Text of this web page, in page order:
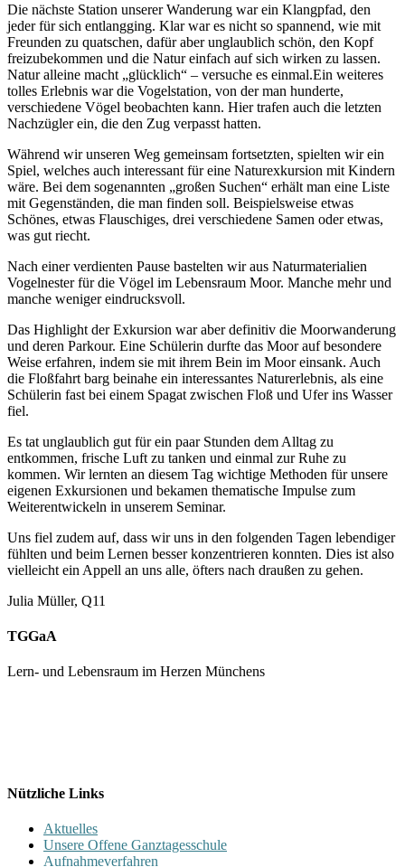
Die nächste Station unserer Wanderung war ein Klangpfad, den
jeder für sich entlangging. Klar war es nicht so spannend, wie mit
Freunden zu quatschen, dafür aber unglaublich schön, den Kopf
freizubekommen und die Natur einfach auf sich wirken zu lassen.
Natur alleine macht „glücklich“ – versuche es einmal.Ein weiteres
tolles Erlebnis war die Vogelstation, von der man hunderte,
verschiedene Vögel beobachten kann. Hier trafen auch die letzten
Nachzügler ein, die den Zug verpasst hatten.
Während wir unseren Weg gemeinsam fortsetzten, spielten wir ein
Spiel, welches auch interessant für eine Naturexkursion mit Kindern
wäre. Bei dem sogenannten „großen Suchen“ erhält man eine Liste
mit Gegenständen, die man finden soll. Beispielsweise etwas
Schönes, etwas Flauschiges, drei verschiedene Samen oder etwas,
was gut riecht.
Nach einer verdienten Pause bastelten wir aus Naturmaterialien
Vogelnester für die Vögel im Lebensraum Moor. Manche mehr und
manche weniger eindrucksvoll.
Das Highlight der Exkursion war aber definitiv die Moorwanderung
und deren Parkour. Eine Schülerin durfte das Moor auf besondere
Weise erfahren, indem sie mit ihrem Bein im Moor einsank. Auch
die Floßfahrt barg beinahe ein interessantes Naturerlebnis, als eine
Schülerin fast bei einem Spagat zwischen Floß und Ufer ins Wasser
fiel.
Es tat unglaublich gut für ein paar Stunden dem Alltag zu
entkommen, frische Luft zu tanken und einmal zur Ruhe zu
kommen. Wir lernten an diesem Tag wichtige Methoden für unsere
eigenen Exkursionen und bekamen thematische Impulse zum
Weiterentwickeln in unserem Seminar.
Uns fiel zudem auf, dass wir uns in den folgenden Tagen lebendiger
fühlten und beim Lernen besser konzentrieren konnten. Dies ist also
vielleicht ein Appell an uns alle, öfters nach draußen zu gehen.
Julia Müller, Q11
TGGaA
Lern- und Lebensraum im Herzen Münchens
Nützliche Links
Aktuelles
Unsere Offene Ganztagesschule
Aufnahmeverfahren